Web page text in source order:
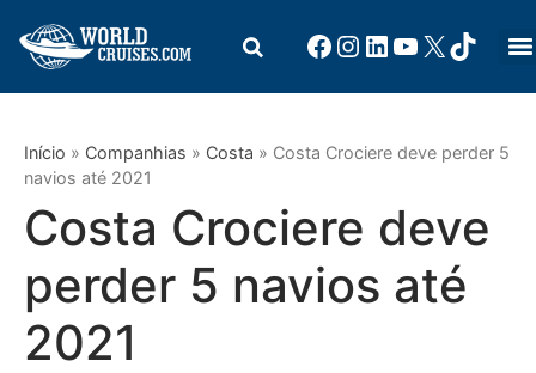
Início » Companhias » Costa » Costa Crociere deve perder 5
navios até 2021
Costa Crociere deve
perder 5 navios até
2021